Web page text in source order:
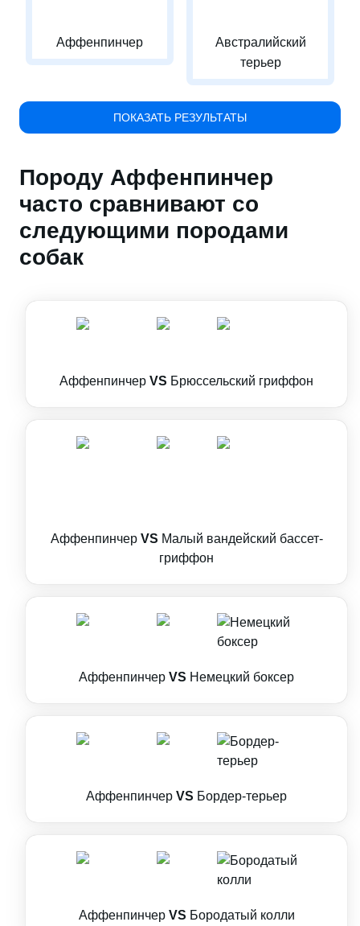
Аффенпинчер
Австралийский
терьер
ПОКАЗАТЬ РЕЗУЛЬТАТЫ
Породу Аффенпинчер
часто сравнивают со
следующими породами
собак
Аффенпинчер VS Брюссельский гриффон
Аффенпинчер VS Малый вандейский бассет-
гриффон
Аффенпинчер VS Немецкий боксер
Аффенпинчер VS Бордер-терьер
Аффенпинчер VS Бородатый колли